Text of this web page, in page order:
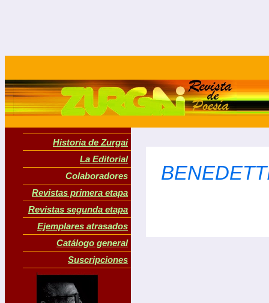
Historia de Zurgai
La Editorial
Colaboradores
Revistas primera etapa
Revistas segunda etapa
Ejemplares atrasados
Catálogo general
Suscripciones